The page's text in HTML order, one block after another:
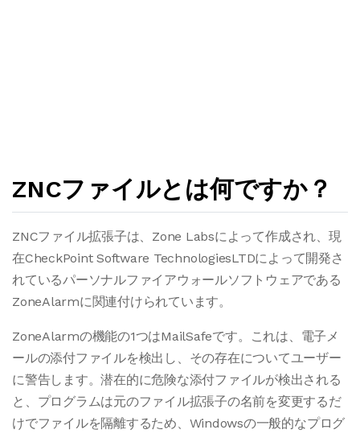
ZNCファイルとは何ですか？
ZNCファイル拡張子は、Zone Labsによって作成され、現
在CheckPoint Software TechnologiesLTDによって開発さ
れているパーソナルファイアウォールソフトウェアである
ZoneAlarmに関連付けられています。
ZoneAlarmの機能の1つはMailSafeです。これは、電子メ
ールの添付ファイルを検出し、その存在についてユーザー
に警告します。潜在的に危険な添付ファイルが検出される
と、プログラムは元のファイル拡張子の名前を変更するだ
けでファイルを隔離するため、Windowsの一般的なプログ